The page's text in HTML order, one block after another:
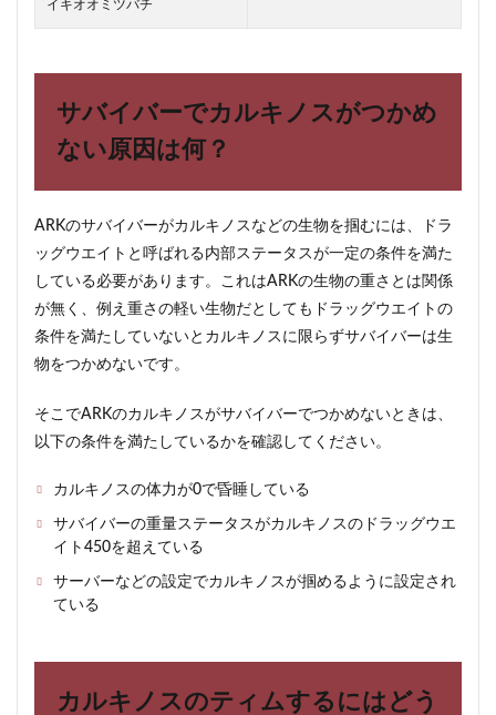
イキオオミツバチ
サバイバーでカルキノスがつかめ
ない原因は何？
ARKのサバイバーがカルキノスなどの生物を掴むには、ドラ
ッグウエイトと呼ばれる内部ステータスが一定の条件を満た
している必要があります。これはARKの生物の重さとは関係
が無く、例え重さの軽い生物だとしてもドラッグウエイトの
条件を満たしていないとカルキノスに限らずサバイバーは生
物をつかめないです。
そこでARKのカルキノスがサバイバーでつかめないときは、
以下の条件を満たしているかを確認してください。
カルキノスの体力が0で昏睡している
サバイバーの重量ステータスがカルキノスのドラッグウエ
イト450を超えている
サーバーなどの設定でカルキノスが掴めるように設定され
ている
カルキノスのティムするにはどう